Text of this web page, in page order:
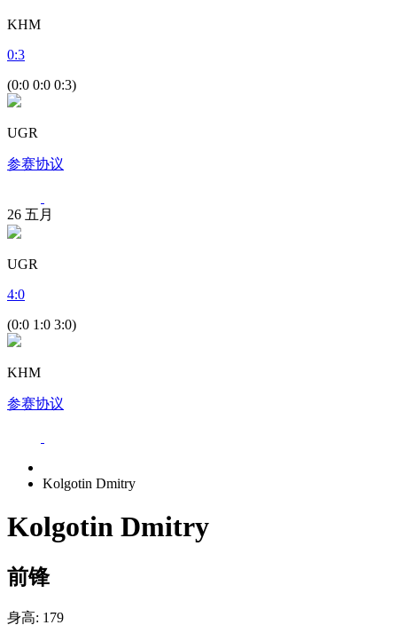
KHM
0:3
(0:0 0:0 0:3)
UGR
参赛协议
26 五月
UGR
4:0
(0:0 1:0 3:0)
KHM
参赛协议
Kolgotin Dmitry
Kolgotin Dmitry
前锋
身高: 179